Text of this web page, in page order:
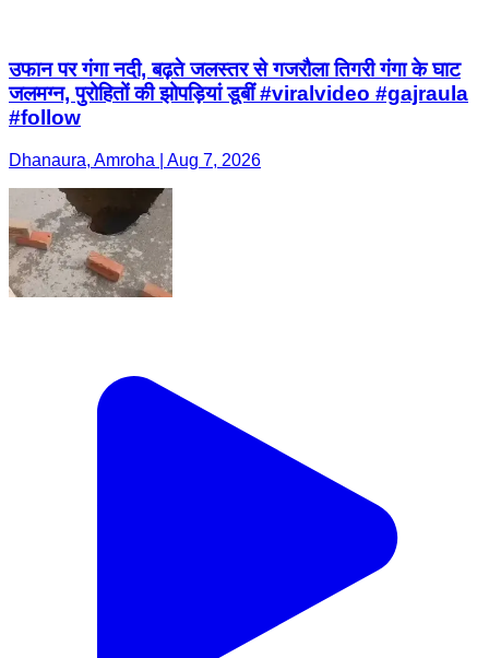
उफान पर गंगा नदी, बढ़ते जलस्तर से गजरौला तिगरी गंगा के घाट
जलमग्न, पुरोहितों की झोपड़ियां डूबीं #viralvideo #gajraula
#follow
Dhanaura, Amroha | Aug 7, 2026